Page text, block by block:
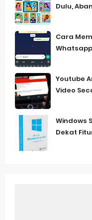
Dulu,
Cara
Whatsapp
Youtube
Video
Windows
Dekat